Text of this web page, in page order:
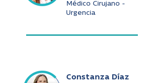
Médico Cirujano -
Urgencia
Constanza Díaz